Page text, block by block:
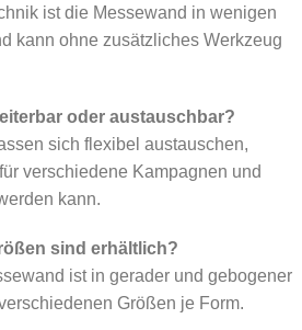
ist die Messewand in wenigen
kann ohne zusätzliches Werkzeug
oder austauschbar?
sich flexibel austauschen,
verschiedene Kampagnen und
kann.
sind erhältlich?
ist in gerader und gebogener
Größen je Form.